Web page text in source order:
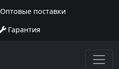
Оптовые поставки
Гарантия